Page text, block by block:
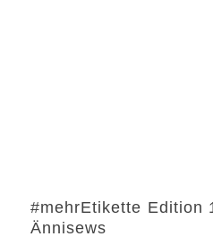
#mehrEtikette Edition
Ännisews